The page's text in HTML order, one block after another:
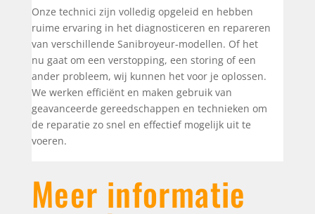
Onze technici zijn volledig opgeleid en hebben
ruime ervaring in het diagnosticeren en repareren
van verschillende Sanibroyeur-modellen. Of het
nu gaat om een verstopping, een storing of een
ander probleem, wij kunnen het voor je oplossen.
We werken efficiënt en maken gebruik van
geavanceerde gereedschappen en technieken om
de reparatie zo snel en effectief mogelijk uit te
voeren.
Meer informatie